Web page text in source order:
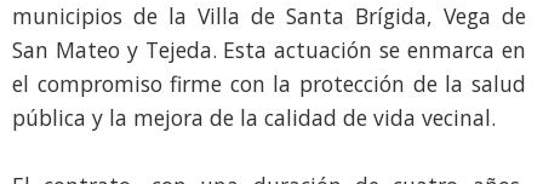
municipios de la Villa de Santa Brígida, Vega de
San Mateo y Tejeda. Esta actuación se enmarca en
el compromiso firme con la protección de la salud
pública y la mejora de la calidad de vida vecinal.